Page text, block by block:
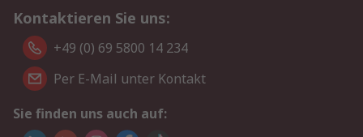
Kontaktieren Sie uns:
+49 (0) 69 5800 14 234
Per E-Mail unter Kontakt
Sie finden uns auch auf: